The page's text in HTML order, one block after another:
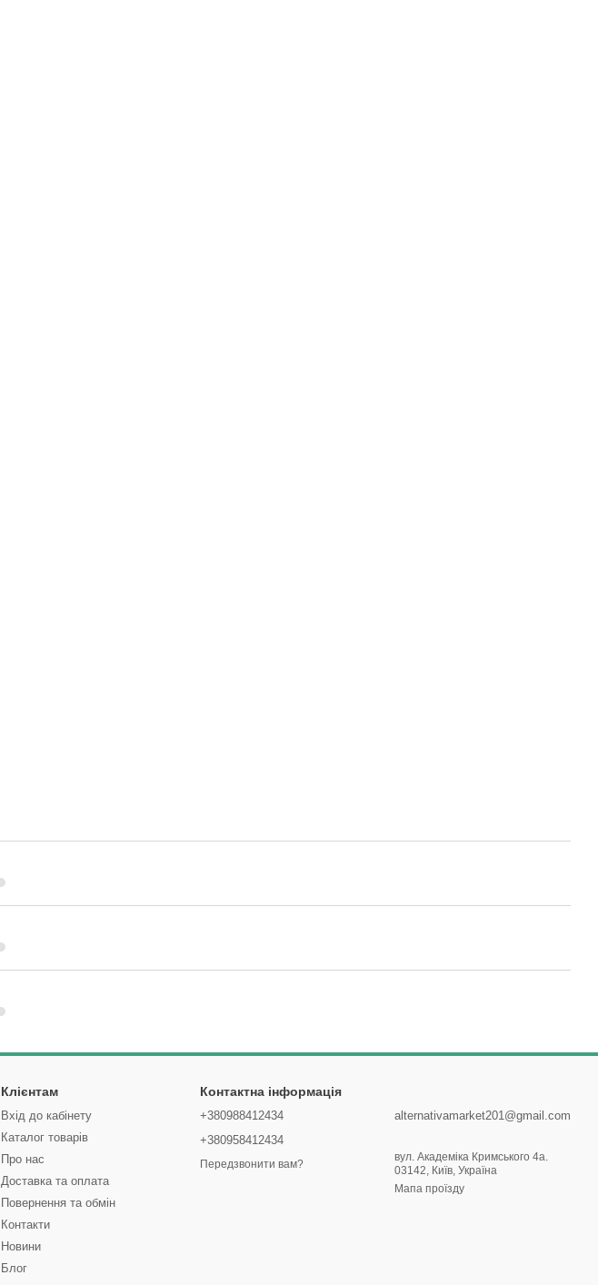
Клієнтам
Вхід до кабінету
Каталог товарів
Про нас
Доставка та оплата
Повернення та обмін
Контакти
Новини
Блог
Контактна інформація
+380988412434
+380958412434
Передзвонити вам?
alternativamarket201@gmail.com
вул. Академіка Кримського 4а.
03142, Київ, Україна
Мапа проїзду